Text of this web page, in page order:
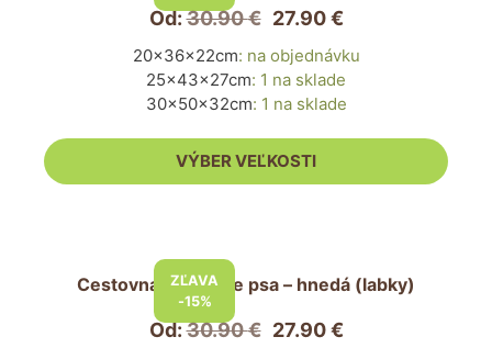
Od:30.90€ 27.90€
20x36x22cm: na objednávku
25x43x27cm: 1 na sklade
30x50x32cm: 1 na sklade
VÝBER VEĽKOSTI
vybrať
ZĽAVA
-15%
Cestovná taška pre psa – hnedá (labky)
Od:30.90€ 27.90€